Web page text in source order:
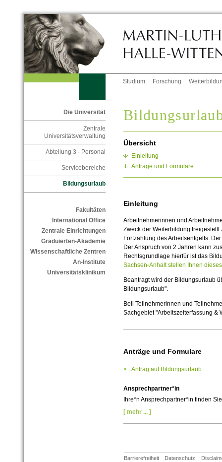
Studium Forschung
Die Universität
Zentrale
Universitätsverwaltung
Abteilung 3 - Personal
Servicebereiche
Bildungsurlaub
Fakultäten
International Office
Zentrale Einrichtungen
Graduierten-Akademie
Wissenschaftliche Zentren
An-Institute
Universitätsklinikum
Übersicht
Einleitung
Anträge und Formulare
Einleitung
Arbeitnehmerinnen und
Zweck der Weiterbildung
Fortzahlung des Arbeitsentgelts.
Der Anspruch von 2 Jahren kann
Rechtsgrundlage hierfür ist das
Sachsen-Anhalt stellen Ihnen
Beantragt wird der Bildungsurlaub
Bildungsurlaub".
Beil Teilnehmerinnen und
Sachgebiet "Arbeitszeiterfassung &
Anträge und Formulare
Antrag auf Bildungsurlaub
Ansprechpartner*in
Ihre*n Ansprechpartner*in finden
[ mehr ... ]
Barrierefreiheit Datenschutz